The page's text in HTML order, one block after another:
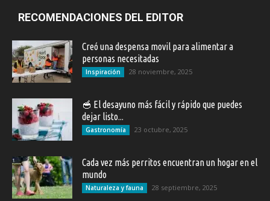
RECOMENDACIONES DEL EDITOR
Creó una despensa movil para alimentar a
personas necesitadas
Inspiración 28 noviembre, 2025
🥣 El desayuno más fácil y rápido que puedes
dejar listo...
Gastronomía 23 octubre, 2025
Cada vez más perritos encuentran un hogar en el
mundo
Naturaleza y fauna 28 septiembre, 2025